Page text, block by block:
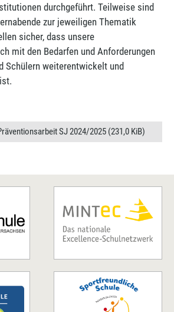
durchgeführt. Teilweise sind
zur jeweiligen Thematik
sicher, dass unsere
mit den Bedarfen und Anforderungen
Schülern weiterentwickelt und
SJ 2024/2025 (231,0 KiB)